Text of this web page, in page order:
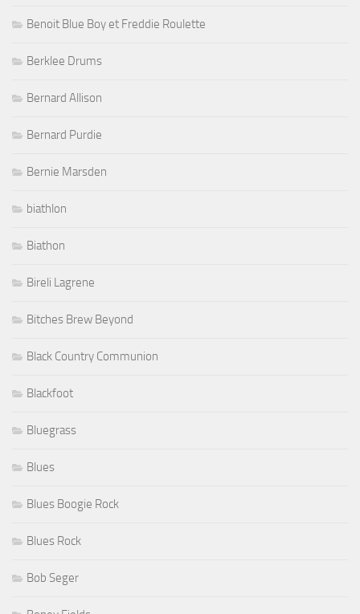
Benoit Blue Boy et Freddie Roulette
Berklee Drums
Bernard Allison
Bernard Purdie
Bernie Marsden
biathlon
Biathon
Bireli Lagrene
Bitches Brew Beyond
Black Country Communion
Blackfoot
Bluegrass
Blues
Blues Boogie Rock
Blues Rock
Bob Seger